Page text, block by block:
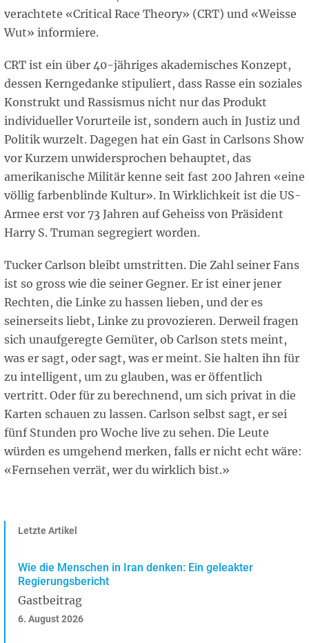
verachtete «Critical Race Theory» (CRT) und «Weisse
Wut» informiere.
CRT ist ein über 40-jähriges akademisches Konzept,
dessen Kerngedanke stipuliert, dass Rasse ein soziales
Konstrukt und Rassismus nicht nur das Produkt
individueller Vorurteile ist, sondern auch in Justiz und
Politik wurzelt. Dagegen hat ein Gast in Carlsons Show
vor Kurzem unwidersprochen behauptet, das
amerikanische Militär kenne seit fast 200 Jahren «eine
völlig farbenblinde Kultur». In Wirklichkeit ist die US-
Armee erst vor 73 Jahren auf Geheiss von Präsident
Harry S. Truman segregiert worden.
Tucker Carlson bleibt umstritten. Die Zahl seiner Fans
ist so gross wie die seiner Gegner. Er ist einer jener
Rechten, die Linke zu hassen lieben, und der es
seinerseits liebt, Linke zu provozieren. Derweil fragen
sich unaufgeregte Gemüter, ob Carlson stets meint,
was er sagt, oder sagt, was er meint. Sie halten ihn für
zu intelligent, um zu glauben, was er öffentlich
vertritt. Oder für zu berechnend, um sich privat in die
Karten schauen zu lassen. Carlson selbst sagt, er sei
fünf Stunden pro Woche live zu sehen. Die Leute
würden es umgehend merken, falls er nicht echt wäre:
«Fernsehen verrät, wer du wirklich bist.»
Letzte Artikel
Wie die Menschen in Iran denken: Ein geleakter
Regierungsbericht
Gastbeitrag
6. August 2026